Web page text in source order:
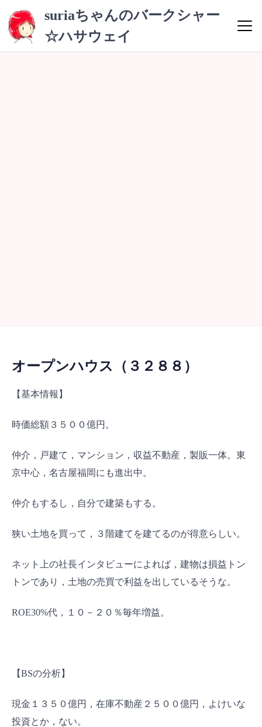
テ
suriaちゃんのバークシャー
☆ハサウェイ
オープンハウス（３２８８）
【基本情報】
時価総額３５００億円。
仲介，戸建て，マンション，収益不動産，製販一体。東
京中心，名古屋福岡にも進出中。
仲介もするし，自分で建築もする。
狭い土地を買って，３階建てを建てるのが得意らしい。
ネット上の社長インタビューによれば，建物は損益トン
トンであり，土地の売買で利益を出しているそうな。
ROE30%代，１０－２０％毎年増益。
【BSの分析】
現金１３５０億円，在庫不動産２５００億円，よけいな
投資とか，ない。